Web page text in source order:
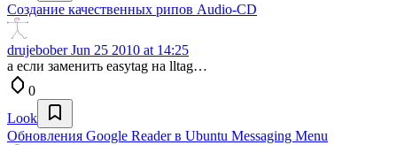
Создание качественных рипов Audio-CD
drujeboberJun 25 2010 at 14:25
а если заменить easytag на lltag…
0
Look
Обновления Google Reader в Ubuntu Messaging Menu